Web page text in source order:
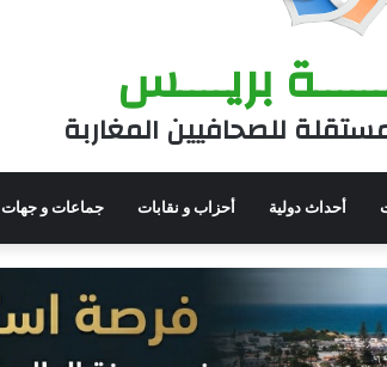
بريــــس
للصحافيين المغاربة
أحداث دولية أحزاب و نقابات جماعات و جهات